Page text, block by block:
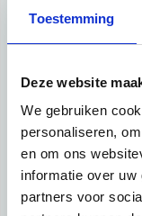
Toestemming
Deze website
We gebruiken
personaliseren,
en om ons
informatie over
partners voor
Tip 1:
Schrijf een
informatie mee:
Ben je student,